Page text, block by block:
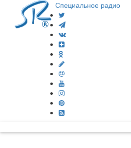
Специальное радио